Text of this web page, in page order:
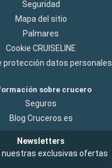
Seguridad
Mapa del sitio
Palmares
Cookie CRUISELINE
protección datos personales
sobre crucero
Seguros
Blog Cruceros.es
Newsletters
nuestras exclusivas ofertas